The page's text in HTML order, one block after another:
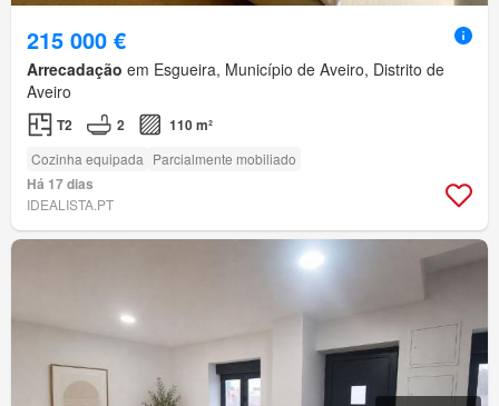
215 000 €
Arrecadação em Esgueira, Município de Aveiro, Distrito de
Aveiro
T2 2 110 m²
Cozinha equipada Parcialmente mobiliado
Há 17 dias
IDEALISTA.PT